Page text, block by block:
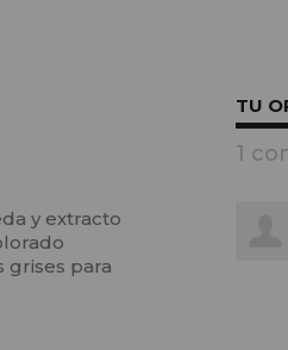
y extracto
grises para
TU
1